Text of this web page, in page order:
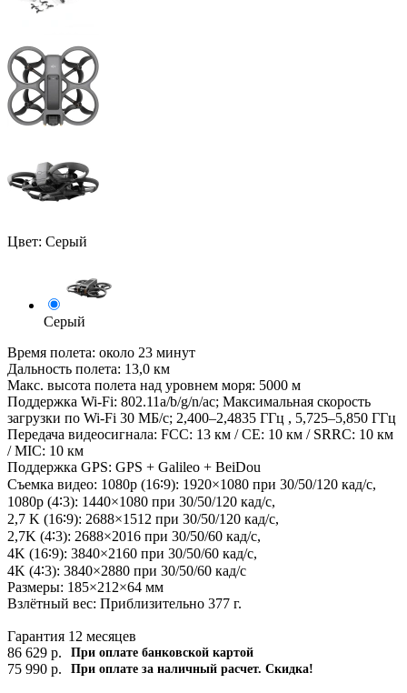
Цвет: Серый
Серый
Время полета: около 23 минут
Дальность полета: 13,0 км
Макс. высота полета над уровнем моря: 5000 м
Поддержка Wi-Fi: 802.11a/b/g/n/ac; Максимальная скорость
загрузки по Wi-Fi 30 МБ/с; 2,400–2,4835 ГГц , 5,725–5,850 ГГц
Передача видеосигнала: FCC: 13 км / CE: 10 км / SRRC: 10 км
/ MIC: 10 км
Поддержка GPS: GPS + Galileo + BeiDou
Съемка видео: 1080p (16∶9): 1920×1080 при 30/50/120 кад/с,
1080p (4∶3): 1440×1080 при 30/50/120 кад/с,
2,7 K (16∶9): 2688×1512 при 30/50/120 кад/с,
2,7K (4∶3): 2688×2016 при 30/50/60 кад/с,
4K (16∶9): 3840×2160 при 30/50/60 кад/с,
4K (4∶3): 3840×2880 при 30/50/60 кад/с
Размеры: 185×212×64 мм
Взлётный вес: Приблизительно 377 г.
Гарантия 12 месяцев
86 629 р. При оплате банковской картой
75 990 р. При оплате за наличный расчет. Скидка!